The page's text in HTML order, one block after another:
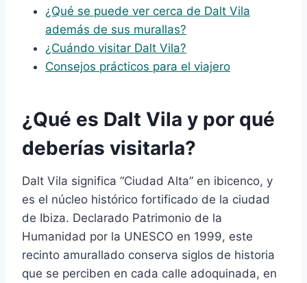
¿Qué se puede ver cerca de Dalt Vila
además de sus murallas?
¿Cuándo visitar Dalt Vila?
Consejos prácticos para el viajero
¿Qué es Dalt Vila y por qué
deberías visitarla?
Dalt Vila significa “Ciudad Alta” en ibicenco, y
es el núcleo histórico fortificado de la ciudad
de Ibiza. Declarado Patrimonio de la
Humanidad por la UNESCO en 1999, este
recinto amurallado conserva siglos de historia
que se perciben en cada calle adoquinada, en